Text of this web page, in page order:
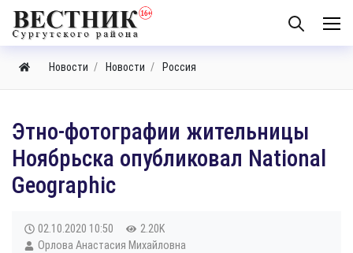
Новости Новости Россия
Этно-фотографии жительницы
Ноябрьска опубликовал National
Geographic
02.10.2020 10:50
2.20K
Орлова Анастасия Михайловна